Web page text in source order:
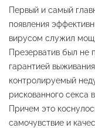
Первый и самый
появления
вирусом служил
Презерватив был не
гарантией
контролируемый
рискованного секса
Причем это
самочувствие и